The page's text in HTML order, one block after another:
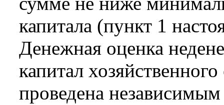
капитала (пункт 1
Денежная оценка
капитал
проведена